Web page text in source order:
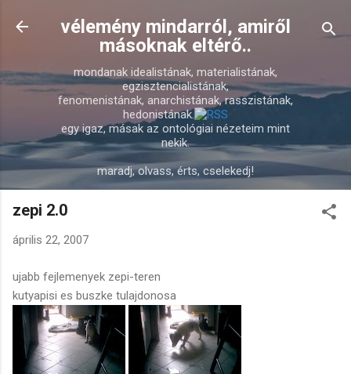
Ugrás a fő tartalomra
vélemény mindarról, amiről
másoknak eltérő..
mondanak idealistának, materialistának,
egzisztencialistának,
fenomenistának, anarchistának, rasszistának,
hedonistának.
egy igaz, másak az ontológiai nézeteim mint
nekik.
maradj, olvass, érts, cselekedj!
zepi 2.0
április 22, 2007
ujabb fejlemenyek zepi-teren
kutyapisi es buszke tulajdonosa